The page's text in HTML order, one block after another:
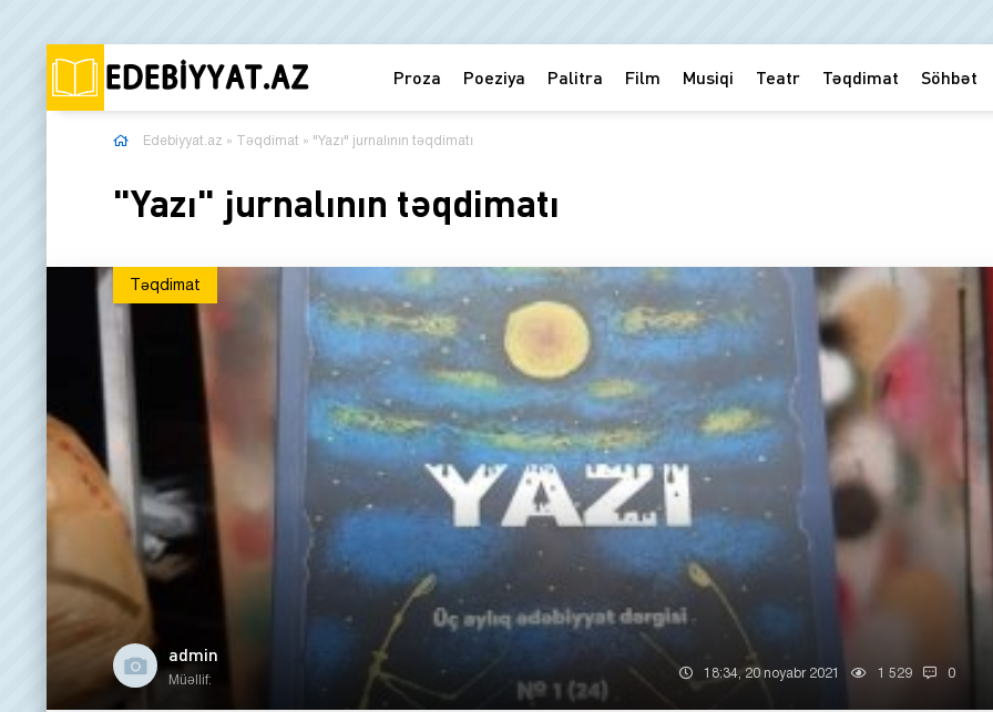
Proza Poeziya Palitra Film Musiqi Teatr Təqdimat Söhbət
Edebiyyat.az » Təqdimat » "Yazı" jurnalının təqdimatı
"Yazı" jurnalının təqdimatı
Təqdimat
admin
Müəllif:
18:34, 20 noyabr 2021 1 529 0